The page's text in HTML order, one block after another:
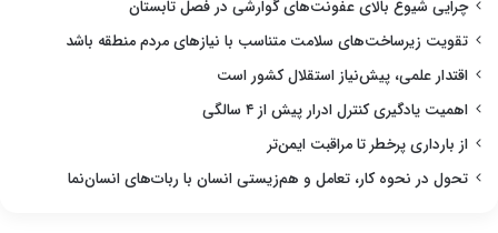
چرایی شیوع بالای عفونت‌های گوارشی در فصل تابستان
تقویت زیرساخت‌های سلامت متناسب با نیازهای مردم منطقه باشد
اقتدار علمی، پیش‌نیاز استقلال کشور است
اهمیت یادگیری کنترل ادرار پیش از ۴ سالگی
از بارداری پرخطر تا مراقبت ایمن‌تر
تحول در نحوه کار، تعامل و هم‌زیستی انسان با ربات‌های انسان‌نما